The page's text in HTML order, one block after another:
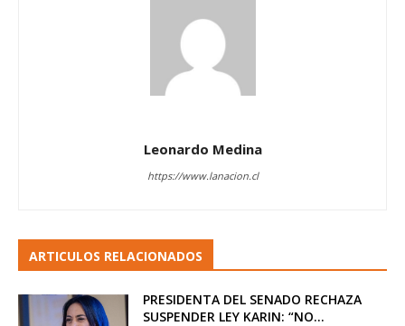
Leonardo Medina
https://www.lanacion.cl
ARTICULOS RELACIONADOS
PRESIDENTA DEL SENADO RECHAZA
SUSPENDER LEY KARIN: “NO...